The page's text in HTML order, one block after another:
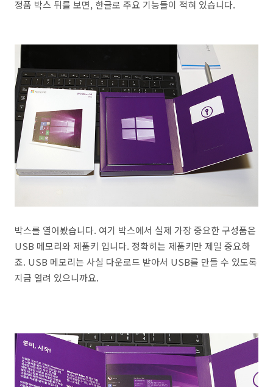
정품 박스 뒤를 보면, 한글로 주요 기능들이 적혀 있습니다.
박스를 열어봤습니다. 여기 박스에서 실제 가장 중요한 구성품은
USB 메모리와 제품키 입니다. 정확히는 제품키만 제일 중요하
죠. USB 메모리는 사실 다운로드 받아서 USB를 만들 수 있도록
지금 열려 있으니까요.